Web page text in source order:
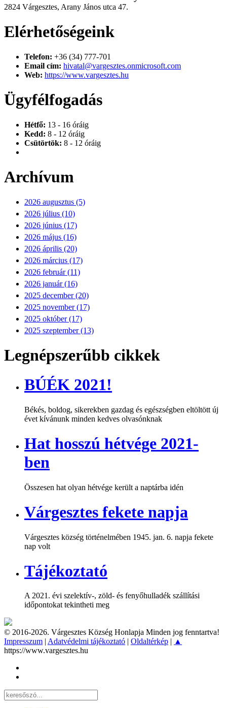
2824 Várgesztes, Arany János utca 47.
Elérhetőségeink
Telefon: +36 (34) 777-701
Email cím: hivatal@vargesztes.onmicrosoft.com
Web: https://www.vargesztes.hu
Ügyfélfogadás
Hétfő: 13 - 16 óráig
Kedd: 8 - 12 óráig
Csütörtök: 8 - 12 óráig
Archívum
2026 augusztus (5)
2026 július (10)
2026 június (17)
2026 május (16)
2026 április (20)
2026 március (17)
2026 február (11)
2026 január (16)
2025 december (20)
2025 november (17)
2025 október (17)
2025 szeptember (13)
Legnépszerűbb cikkek
BÚÉK 2021!
Békés, boldog, sikerekben gazdag és egészségben eltöltött új
évet kívánunk minden kedves olvasónknak
Hat hosszú hétvége 2021-
ben
Összesen hat olyan hétvége került a naptárba idén
Várgesztes fekete napja
Várgesztes község történelmében 1945. jan. 6. napja fekete
nap volt
Tájékoztató
A 2021. évi szelektív-, zöld- és fenyőhulladék szállítási
időpontokat tekintheti meg
© 2016-2026. Várgesztes Község Honlapja Minden jog fenntartva!
Impresszum Adatvédelmi tájékoztató Oldaltérkép
▲
https://www.vargesztes.hu